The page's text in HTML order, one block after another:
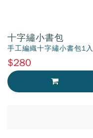
十字繡小書包
手工編織十字繡小書包1入
$280